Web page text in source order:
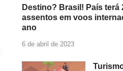
Destino? Brasil! País
assentos em voos
ano
6 de abril de 2023